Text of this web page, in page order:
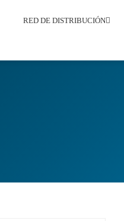
RED DE DISTRIBUCIÓN